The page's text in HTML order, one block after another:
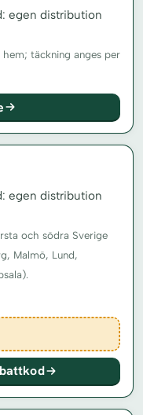
egen distribution
täckning anges per
egen distribution
och södra Sverige
Malmö, Lund,